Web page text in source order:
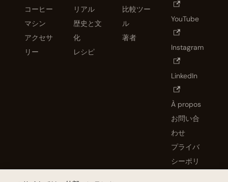
コーヒー
マシン
アクセサ
リー
リアル
歴史と文
化
レシピ
比較ツー
ル
著者
YouTube
Instagram
LinkedIn
À propos
お問い合
わせ
プライバ
シーポリ